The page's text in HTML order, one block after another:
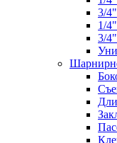
3/4"
1/
3/